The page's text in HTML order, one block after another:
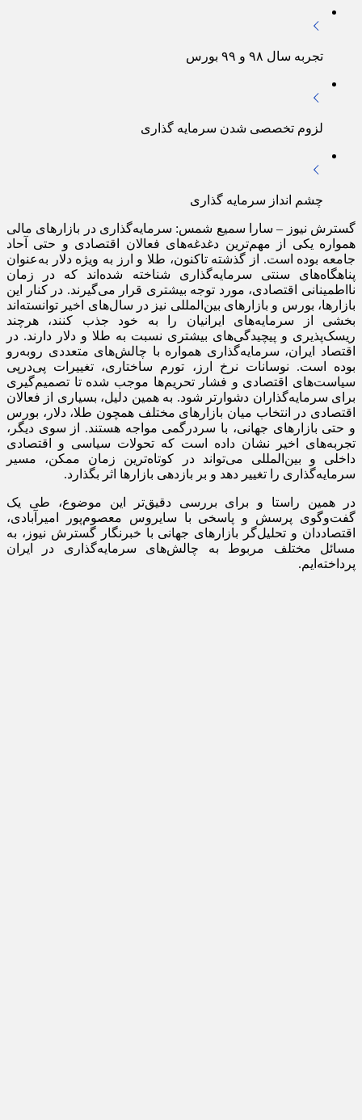
تجربه سال ۹۸ و ۹۹ بورس
لزوم تخصصی شدن سرمایه‌ گذاری
چشم‌ انداز سرمایه‌ گذاری
گسترش نیوز – سارا سمیع شمس: سرمایه‌گذاری در بازارهای مالی
همواره یکی از مهم‌ترین دغدغه‌های فعالان اقتصادی و حتی آحاد
جامعه بوده است. از گذشته تاکنون، طلا و ارز به‌ ویژه دلار به‌عنوان
پناهگاه‌های سنتی سرمایه‌گذاری شناخته شده‌اند که در زمان
نااطمینانی اقتصادی، مورد توجه بیشتری قرار می‌گیرند. در کنار این
بازارها، بورس و بازارهای بین‌المللی نیز در سال‌های اخیر توانسته‌اند
بخشی از سرمایه‌های ایرانیان را به خود جذب کنند، هرچند
ریسک‌پذیری و پیچیدگی‌های بیشتری نسبت به طلا و دلار دارند. در
اقتصاد ایران، سرمایه‌گذاری همواره با چالش‌های متعددی روبه‌رو
بوده است. نوسانات نرخ ارز، تورم ساختاری، تغییرات پی‌درپی
سیاست‌های اقتصادی و فشار تحریم‌ها موجب شده تا تصمیم‌گیری
برای سرمایه‌گذاران دشوارتر شود. به همین دلیل، بسیاری از فعالان
اقتصادی در انتخاب میان بازارهای مختلف همچون طلا، دلار، بورس
و حتی بازارهای جهانی، با سردرگمی مواجه هستند. از سوی دیگر،
تجربه‌های اخیر نشان داده است که تحولات سیاسی و اقتصادی
داخلی و بین‌المللی می‌تواند در کوتاه‌ترین زمان ممکن، مسیر
سرمایه‌گذاری را تغییر دهد و بر بازدهی بازارها اثر بگذارد.
در همین راستا و برای بررسی دقیق‌تر این موضوع، طی یک
گفت‌وگوی پرسش و پاسخی با سایروس معصوم‌پور امیرآبادی،
اقتصاددان و تحلیل‌گر بازارهای جهانی با خبرنگار گسترش نیوز، به
مسائل مختلف مربوط به چالش‌های سرمایه‌گذاری در ایران
پرداخته‌ایم.